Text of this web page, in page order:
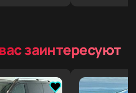
вас заинтересуют